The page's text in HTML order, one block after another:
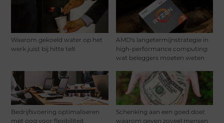
Waarom gekoeld water op het
werk juist bij hitte telt
AMD's langetermijnstrategie in
high-performance computing:
wat beleggers moeten weten
Bedrijfsvoering optimaliseren
met oog voor flexibiliteit
Schenking aan een goed doel:
waarom geven zoveel mensen